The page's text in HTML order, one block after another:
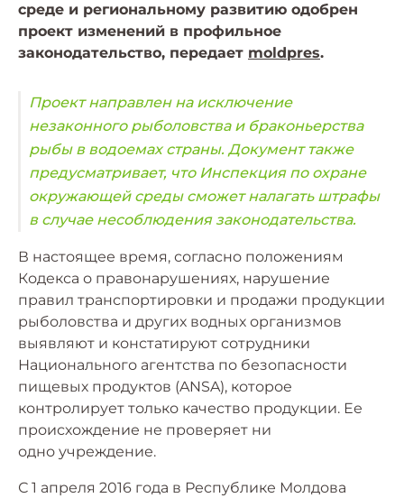
среде и региональному развитию одобрен
проект изменений в профильное
законодательство, передает moldpres.
Проект направлен на исключение
незаконного рыболовства и браконьерства
рыбы в водоемах страны. Документ также
предусматривает, что Инспекция по охране
окружающей среды сможет налагать штрафы
в случае несоблюдения законодательства.
В настоящее время, согласно положениям
Кодекса о правонарушениях, нарушение
правил транспортировки и продажи продукции
рыболовства и других водных организмов
выявляют и констатируют сотрудники
Национального агентства по безопасности
пищевых продуктов (ANSA), которое
контролирует только качество продукции. Ее
происхождение не проверяет ни
одно учреждение.
С 1 апреля 2016 года в Республике Молдова